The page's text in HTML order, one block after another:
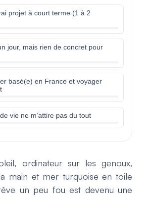
projet à court terme (1 à 2
jour, mais rien de concret pour
basé(e) en France et voyager
vie ne m’attire pas du tout
ordinateur sur les genoux,
main et mer turquoise en toile
un peu fou est devenu une